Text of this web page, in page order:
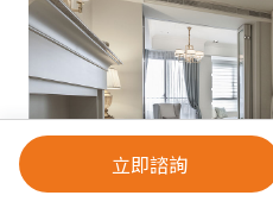
立即諮詢